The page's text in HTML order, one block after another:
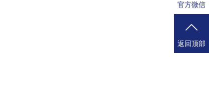
官方微信
返回顶部